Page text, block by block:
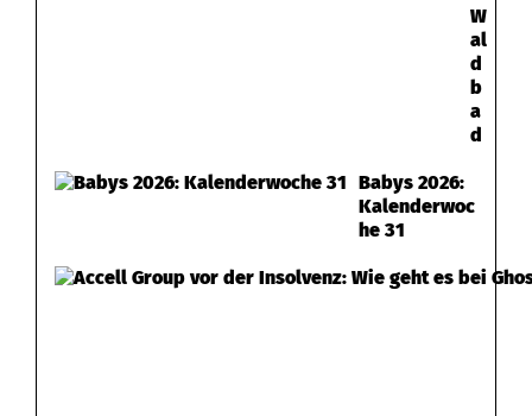
W
al
d
b
a
d
Babys 2026:
Kalenderwoc
he 31